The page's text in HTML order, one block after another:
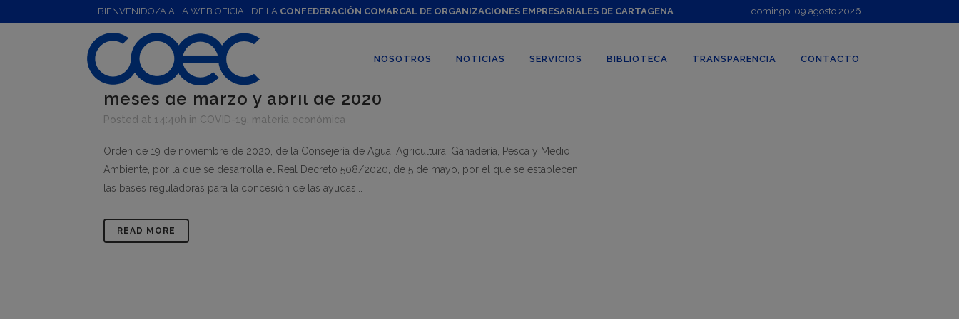
BIENVENIDO/A A LA WEB OFICIAL DE LA CONFEDERACIÓN COMARCAL DE ORGANIZACIONES EMPRESARIALES DE CARTAGENA domingo, 09 agosto 2026
NOSOTROS NOTICIAS SERVICIOS BIBLIOTECA TRANSPARENCIA CONTACTO
26 Nov Bases reguladoras de ayudas a las
explotaciones ovinas y caprinas con dificultades de
comercialización de corderos y cabritos durante los
meses de marzo y abril de 2020
Posted at 14:40h in COVID-19 materia económica
Orden de 19 de noviembre de 2020, de la Consejería de Agua, Agricultura, Ganadería, Pesca y Medio
Ambiente, por la que se desarrolla el Real Decreto 508/2020, de 5 de mayo, por el que se establecen
las bases reguladoras para la concesión de las ayudas...
READ MORE